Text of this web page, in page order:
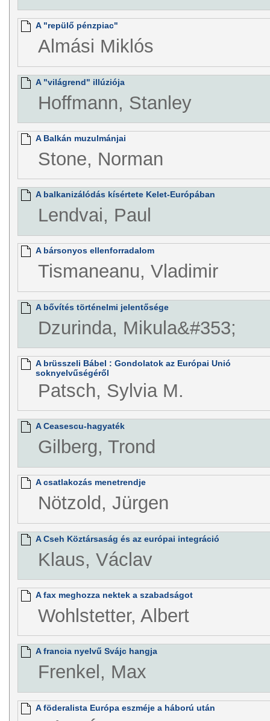
A "repülő pénzpiac"
Almási Miklós
A "világrend" illúziója
Hoffmann, Stanley
A Balkán muzulmánjai
Stone, Norman
A balkanizálódás kísértete Kelet-Európában
Lendvai, Paul
A bársonyos ellenforradalom
Tismaneanu, Vladimir
A bővítés történelmi jelentősége
Dzurinda, Mikula&#353;
A brüsszeli Bábel : Gondolatok az Európai Unió
soknyelvűségéről
Patsch, Sylvia M.
A Ceasescu-hagyaték
Gilberg, Trond
A csatlakozás menetrendje
Nötzold, Jürgen
A Cseh Köztársaság és az európai integráció
Klaus, Václav
A fax meghozza nektek a szabadságot
Wohlstetter, Albert
A francia nyelvű Svájc hangja
Frenkel, Max
A föderalista Európa eszméje a háború után